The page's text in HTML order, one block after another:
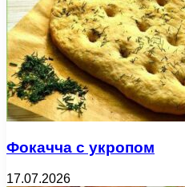
Фокачча с укропом
17.07.2026